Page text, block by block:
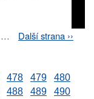
…
Next
Další strana ››
478 479
480
488 489
490